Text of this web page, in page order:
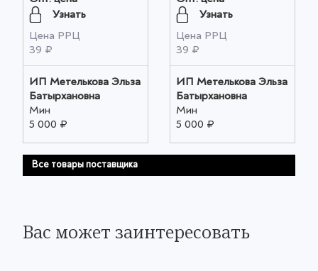
Узнать
Цена РРЦ
39 ₽
ИП Метелькова Эльза
Батырхановна
Мин
5 000 ₽
Узнать
Цена РРЦ
39 ₽
ИП Метелькова Эльза
Батырхановна
Мин
5 000 ₽
Все товары поставщика
Вас может заинтересовать